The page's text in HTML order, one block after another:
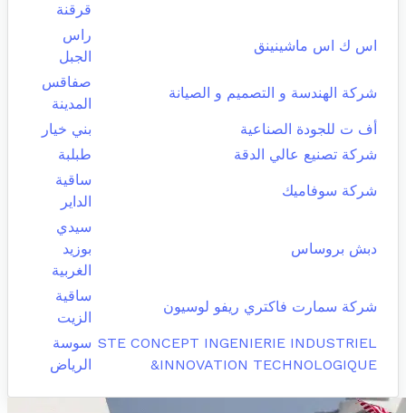
قرقنة
اس ك اس ماشينينق
راس
الجبل
شركة الهندسة و التصميم و الصيانة
صفاقس
المدينة
أف ت للجودة الصناعية
بني خيار
شركة تصنيع عالي الدقة
طبلبة
شركة سوفاميك
ساقية
الداير
دبش بروساس
سيدي
بوزيد
الغربية
شركة سمارت فاكتري ريفو لوسيون
ساقية
الزيت
STE CONCEPT INGENIERIE INDUSTRIEL
&INNOVATION TECHNOLOGIQUE
سوسة
الرياض